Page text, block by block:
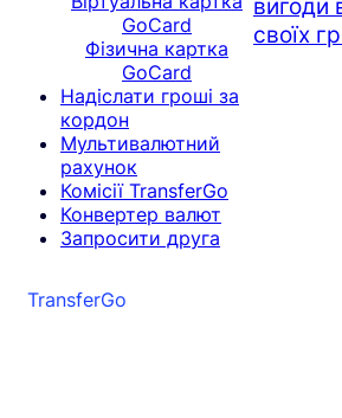
GoCard
Фізична картка
GoCard
Надіслати гроші за
кордон
Мультивалютний
рахунок
Комісії TransferGo
Конвертер валют
Запросити друга
вигоди
своїх
TransferGo